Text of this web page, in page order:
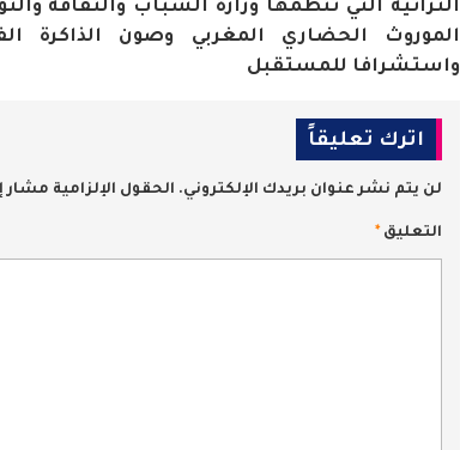
التراثية التي تنظمها وزارة الشباب والثقافة
الموروث الحضاري المغربي وصون الذاكرة
واستشرافا للمستقبل
اترك تعليقاً
لن يتم نشر عنوان بريدك الإلكتروني. الحقول الإلزامية مشار
التعليق *